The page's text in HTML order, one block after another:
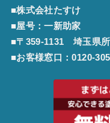
■株式会社たすけ
■屋号：一新助家
■〒359-1131 埼玉県
■お客様窓口：0120-